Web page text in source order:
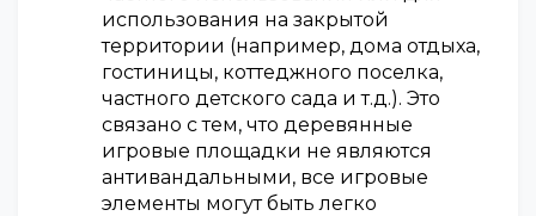
использования на закрытой
территории (например, дома отдыха,
гостиницы, коттеджного поселка,
частного детского сада и т.д.). Это
связано с тем, что деревянные
игровые площадки не являются
антивандальными, все игровые
элементы могут быть легко